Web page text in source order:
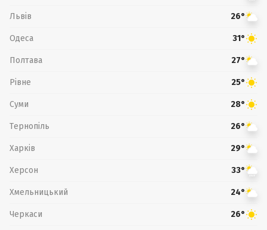
Львів 26°
Одеса 31°
Полтава 27°
Рівне 25°
Суми 28°
Тернопіль 26°
Харків 29°
Херсон 33°
Хмельницький 24°
Черкаси 26°